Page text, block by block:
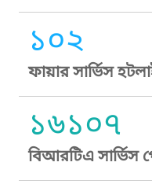
১০২
ফায়ার সার্ভিস
১৬১০৭
বিআরটিএ সার্ভিস